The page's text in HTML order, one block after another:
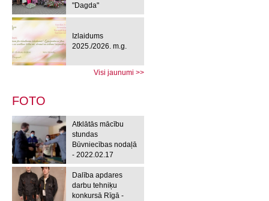
"Dagda"
Izlaidums
2025./2026. m.g.
Visi jaunumi >>
FOTO
Atklātās mācību
stundas
Būvniecības nodaļā
- 2022.02.17
Dalība apdares
darbu tehniķu
konkursā Rīgā -